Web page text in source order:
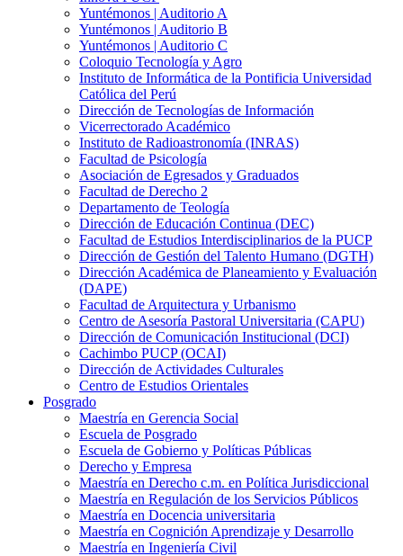
Yuntémonos | Auditorio A
Yuntémonos | Auditorio B
Yuntémonos | Auditorio C
Coloquio Tecnología y Agro
Instituto de Informática de la Pontificia Universidad
Católica del Perú
Dirección de Tecnologías de Información
Vicerrectorado Académico
Instituto de Radioastronomía (INRAS)
Facultad de Psicología
Asociación de Egresados y Graduados
Facultad de Derecho 2
Departamento de Teología
Dirección de Educación Continua (DEC)
Facultad de Estudios Interdisciplinarios de la PUCP
Dirección de Gestión del Talento Humano (DGTH)
Dirección Académica de Planeamiento y Evaluación
(DAPE)
Facultad de Arquitectura y Urbanismo
Centro de Asesoría Pastoral Universitaria (CAPU)
Dirección de Comunicación Institucional (DCI)
Cachimbo PUCP (OCAI)
Dirección de Actividades Culturales
Centro de Estudios Orientales
Posgrado
Maestría en Gerencia Social
Escuela de Posgrado
Escuela de Gobierno y Políticas Públicas
Derecho y Empresa
Maestría en Derecho c.m. en Política Jurisdiccional
Maestría en Regulación de los Servicios Públicos
Maestría en Docencia universitaria
Maestría en Cognición Aprendizaje y Desarrollo
Maestría en Ingeniería Civil